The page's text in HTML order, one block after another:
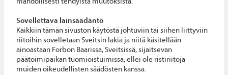
Sovellettava lainsäädäntö
Kaikkiin tämän sivuston käytöstä johtuviin tai siihen liittyviin
riitoihin sovelletaan Sveitsin lakia ja niitä käsitellään
ainoastaan Forbon Baarissa, Sveitsissä, sijaitsevan
päätoimipaikan tuomioistuimissa, ellei ole ristiriitoja
muiden oikeudellisten säädösten kanssa.